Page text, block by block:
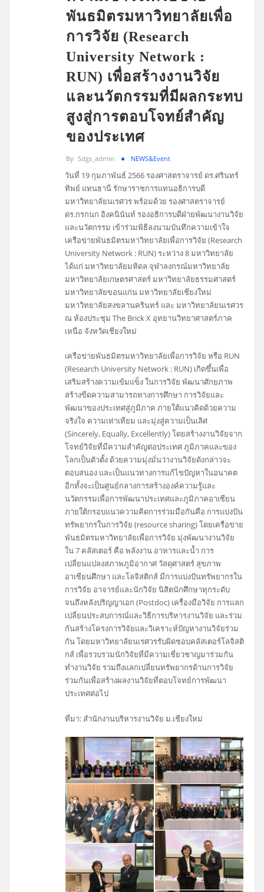
พันธมิตรมหาวิทยาลัยเพื่อ
การวิจัย (Research
University Network :
RUN) เพื่อสร้างงานวิจัย
และนวัตกรรมที่มีผลกระทบ
สูงสู่การตอบโจทย์สำคัญ
ของประเทศ
By Sdgs_admin NEWS&Event
วันที่ 19 กุมภาพันธ์ 2566 รองศาสตราจารย์ ดร.ศรินทร์
ทิพย์ แทนธานี รักษาราชการแทนอธิการบดี
มหาวิทยาลัยนเรศวร พร้อมด้วย รองศาสตราจารย์
ดร.กรกนก อิงคนินันท์ รองอธิการบดีฝ่ายพัฒนางานวิจัย
และนวัตกรรม เข้าร่วมพิธีลงนามบันทึกความเข้าใจ
เครือข่ายพันธมิตรมหาวิทยาลัยเพื่อการวิจัย (Research
University Network : RUN) ระหว่าง 8 มหาวิทยาลัย
ได้แก่ มหาวิทยาลัยมหิดล จุฬาลงกรณ์มหาวิทยาลัย
มหาวิทยาลัยเกษตรศาสตร์ มหาวิทยาลัยธรรมศาสตร์
มหาวิทยาลัยขอนแก่น มหาวิทยาลัยเชียงใหม่
มหาวิทยาลัยสงขลานครินทร์ และ มหาวิทยาลัยนเรศวร
ณ ห้องประชุม The Brick X อุทยานวิทยาศาสตร์ภาค
เหนือ จังหวัดเชียงใหม่
เครือข่ายพันธมิตรมหาวิทยาลัยเพื่อการวิจัย หรือ RUN
(Research University Network : RUN) เกิดขึ้นเพื่อ
เสริมสร้างความเข้มแข็ง ในการวิจัย พัฒนาศักยภาพ
สร้างขีดความสามารถทางการศึกษา การวิจัยและ
พัฒนาของประเทศสู่ภูมิภาค ภายใต้แนวคิดด้วยความ
จริงใจ ความเท่าเทียม และมุ่งสู่ความเป็นเลิศ
(Sincerely, Equally, Excellently) โดยสร้างงานวิจัยจาก
โจทย์วิจัยที่มีความสำคัญต่อประเทศ ภูมิภาคและของ
โลกเป็นตัวตั้ง ด้วยความมุ่งมั่นว่างานวิจัยดังกล่าวจะ
ตอบสนอง และเป็นแนวทางการแก้ไขปัญหาในอนาคต
อีกทั้งจะเป็นศูนย์กลางการสร้างองค์ความรู้และ
นวัตกรรมเพื่อการพัฒนาประเทศและภูมิภาคอาเซียน
ภายใต้กรอบแนวความคิดการร่วมมือกันคือ การแบ่งปัน
ทรัพยากรในการวิจัย (resource sharing) โดยเครือข่าย
พันธมิตรมหาวิทยาลัยเพื่อการวิจัย มุ่งพัฒนางานวิจัย
ใน 7 คลัสเตอร์ คือ พลังงาน อาหารและน้ำ การ
เปลี่ยนแปลงสภาพภูมิอากาศ วัสดุศาสตร์ สุขภาพ
อาเซียนศึกษา และโลจิสติกส์ มีการแบ่งปันทรัพยากรใน
การวิจัย อาจารย์และนักวิจัย นิสิตนักศึกษาทุกระดับ
จนถึงหลังปริญญาเอก (Postdoc) เครื่องมือวิจัย การแลก
เปลี่ยนประสบการณ์และวิธีการบริหารงานวิจัย และร่วม
กันสร้างโครงการวิจัยและวิเคราะห์ปัญหางานวิจัยร่วม
กัน โดยมหาวิทยาลัยนเรศวรรับผิดชอบคลัสเตอร์โลจิสติ
กส์ เพื่อรวบรวมนักวิจัยที่มีความเชี่ยวชาญมาร่วมกัน
ทำงานวิจัย รวมถึงแลกเปลี่ยนทรัพยากรด้านการวิจัย
ร่วมกันเพื่อสร้างผลงานวิจัยที่ตอบโจทย์การพัฒนา
ประเทศต่อไป
ที่มา: สำนักงานบริหารงานวิจัย ม.เชียงใหม่